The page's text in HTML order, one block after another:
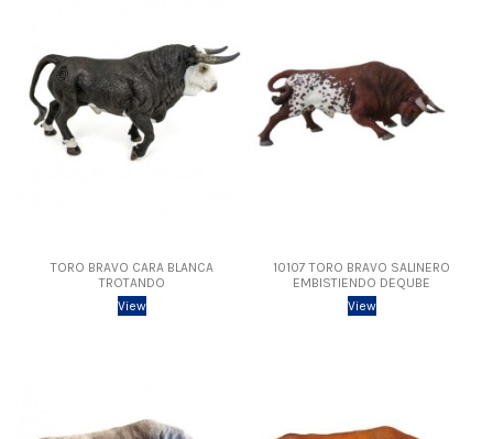
TORO BRAVO CARA BLANCA
TROTANDO
View
10107 TORO BRAVO SALINERO
EMBISTIENDO DEQUBE
View